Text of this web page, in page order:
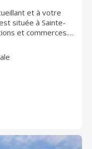
et à votre
et commerces.
cette résidence
une gamme
studio au 3 ½, 4
ou de répit,
chez Chartwell
équipe des
outre, notre